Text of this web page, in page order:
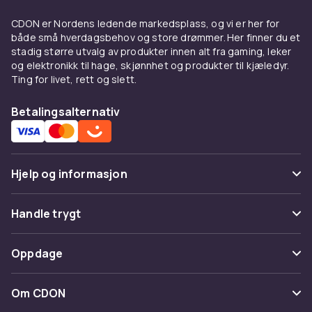
CDON er Nordens ledende markedsplass, og vi er her for
både små hverdagsbehov og store drømmer. Her finner du et
stadig større utvalg av produkter innen alt fra gaming, leker
og elektronikk til hage, skjønnhet og produkter til kjæledyr.
Ting for livet, rett og slett.
Betalingsalternativ
Hjelp og informasjon
Vanlige spørsmål
Spor pakke
Angre & returner her
Kontakt oss
Handle trygt
Betaling
Levering
Oppdage
Kategorier
Om CDON